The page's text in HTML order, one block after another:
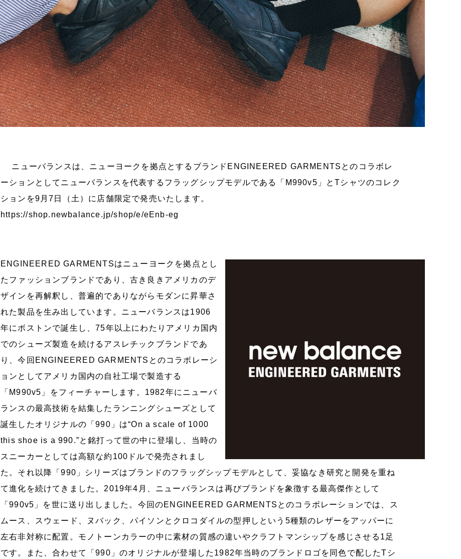
ニューバランスは、ニューヨークを拠点とするブランドENGINEERED GARMENTSとのコラボレ
ーションとしてニューバランスを代表するフラッグシップモデルである「M990v5」とTシャツのコレク
ションを9月7日（土）に店舗限定で発売いたします。
https://shop.newbalance.jp/shop/e/eEnb-eg
ENGINEERED GARMENTSはニューヨークを拠点とし
たファッションブランドであり、古き良きアメリカのデ
ザインを再解釈し、普遍的でありながらモダンに昇華さ
れた製品を生み出しています。ニューバランスは1906
年にボストンで誕生し、75年以上にわたりアメリカ国内
でのシューズ製造を続けるアスレチックブランドであ
り、今回ENGINEERED GARMENTSとのコラボレーシ
ョンとしてアメリカ国内の自社工場で製造する
「M990v5」をフィーチャーします。1982年にニューバ
ランスの最高技術を結集したランニングシューズとして
誕生したオリジナルの「990」は“On a scale of 1000
this shoe is a 990.”と銘打って世の中に登場し、当時の
スニーカーとしては高額な約100ドルで発売されまし
た。それ以降「990」シリーズはブランドのフラッグシップモデルとして、妥協なき研究と開発を重ね
て進化を続けてきました。2019年4月、ニューバランスは再びブランドを象徴する最高傑作として
「990v5」を世に送り出しました。今回のENGINEERED GARMENTSとのコラボレーションでは、ス
ムース、スウェード、ヌバック、パイソンとクロコダイルの型押しという5種類のレザーをアッパーに
左右非対称に配置。モノトーンカラーの中に素材の質感の違いやクラフトマンシップを感じさせる1足
です。また、合わせて「990」のオリジナルが登場した1982年当時のブランドロゴを同色で配したTシ